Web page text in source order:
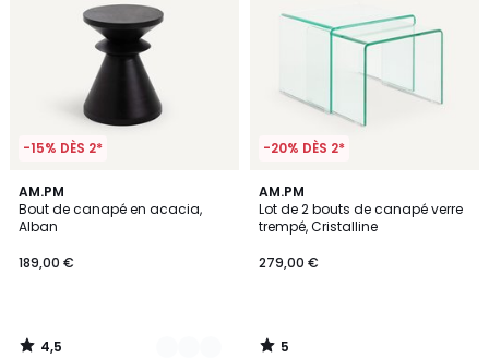
-15% DÈS 2*
AM.PM
Bout de canapé en acacia,
Alban
189,00 €
4,5
/ 5
2
Couleurs
4,5
/
-20% DÈS 2*
AM.PM
Lot de 2 bouts de canapé verre
trempé, Cristalline
279,00 €
5
/
5
5
/